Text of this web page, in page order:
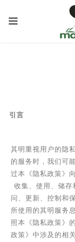
引言
其明重视用户的隐
的服务时，我们可
过本《隐私政策》
收集、使用、储
问、更新、控制和
所使用的其明服务
照本《隐私政策》
政策》中涉及的相